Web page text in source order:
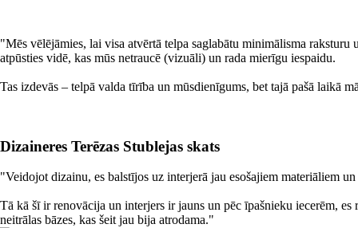
"Mēs vēlējāmies, lai visa atvērtā telpa saglabātu minimālisma
atpūsties vidē, kas mūs netraucē (vizuāli) un rada mierīgu iespaidu.
Tas izdevās – telpā valda tīrība un mūsdienīgums, bet tajā pašā laikā
Dizaineres Terēzas Stublejas skats
"Veidojot dizainu, es balstījos uz interjerā jau esošajiem materiāliem
Tā kā šī ir renovācija un interjers ir jauns un pēc īpašnieku iecerēm,
neitrālas bāzes, kas šeit jau bija atrodama."